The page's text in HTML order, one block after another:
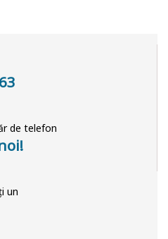
de telefon
un